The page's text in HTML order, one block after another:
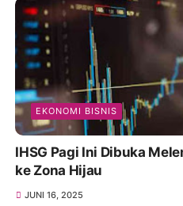
EKONOMI BISNIS
IHSG Pagi Ini Dibuka
ke Zona Hijau
JUNI 16, 2025